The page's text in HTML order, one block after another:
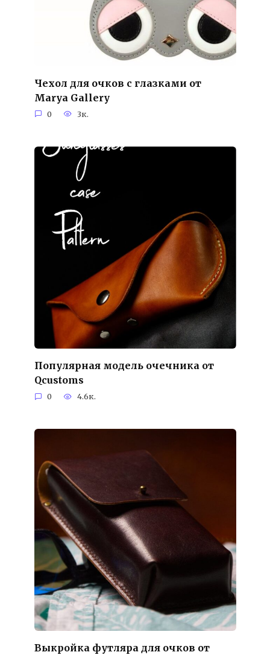
Чехол для очков с глазками от
Marya Gallery
0 3к.
Популярная модель очечника от
Qcustoms
0 4.6к.
Выкройка футляра для очков от